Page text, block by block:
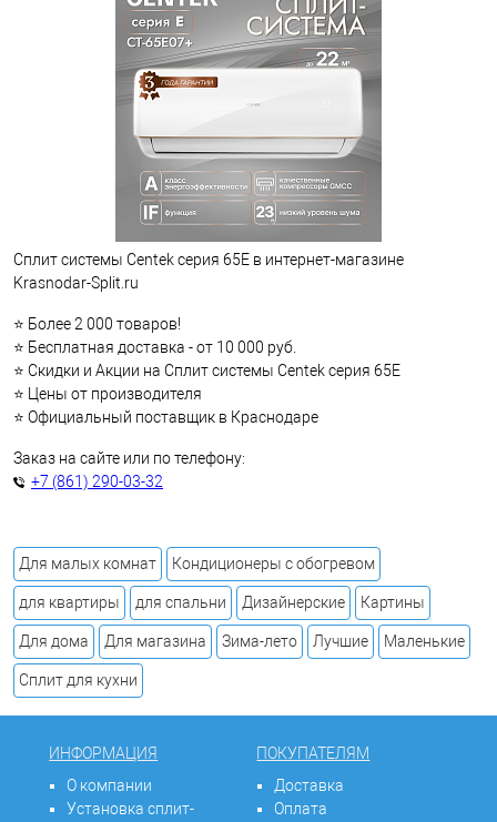
Сплит системы Centek серия 65E в интернет-магазине
Krasnodar-Split.ru
⭐ Более 2 000 товаров!
⭐ Бесплатная доставка - от 10 000 руб.
⭐ Скидки и Акции на Сплит системы Centek серия 65E
⭐ Цены от производителя
⭐ Официальный поставщик в Краснодаре
Заказ на сайте или по телефону:
+7 (861) 290-03-32
Для малых комнат Кондиционеры с обогревом
для квартиры для спальни Дизайнерские Картины
Для дома Для магазина Зима-лето Лучшие Маленькие
Сплит для кухни
ИНФОРМАЦИЯ
О компании
Установка сплит-
ПОКУПАТЕЛЯМ
Доставка
Оплата